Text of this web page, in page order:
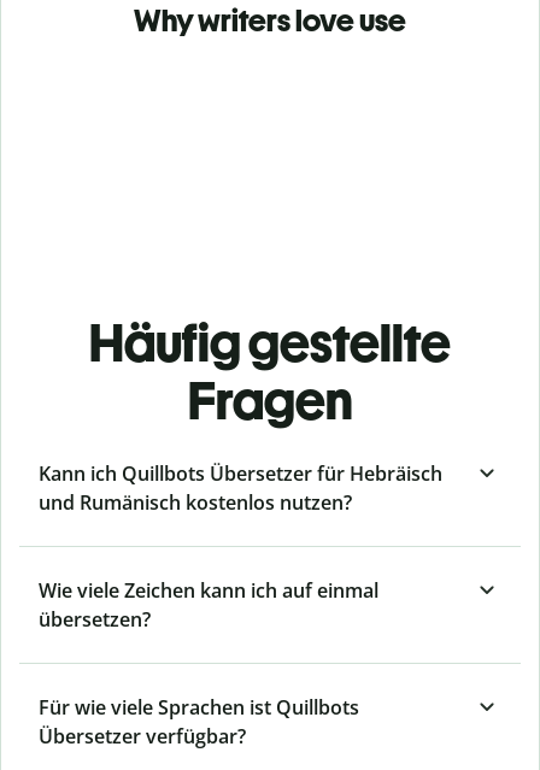
Why writers love use
Häufig gestellte
Fragen
Kann ich Quillbots Übersetzer für Hebräisch
und Rumänisch kostenlos nutzen?
Wie viele Zeichen kann ich auf einmal
übersetzen?
Für wie viele Sprachen ist Quillbots
Übersetzer verfügbar?